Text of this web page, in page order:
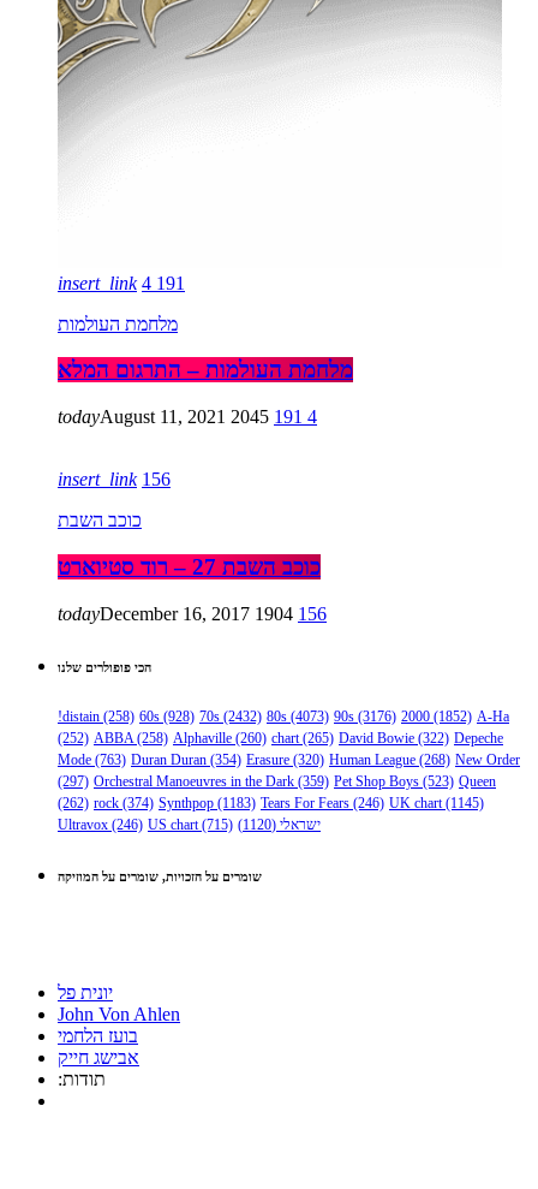
insert_link 4 191
מלחמת העולמות
מלחמת העולמות – התרגום המלא
todayAugust 11, 2021 2045 191 4
insert_link 156
כוכב השבת
כוכב השבת 27 – רוד סטיוארט
todayDecember 16, 2017 1904 156
הכי פופולרים שלנו
!distain (258) 60s (928) 70s (2432) 80s (4073) 90s (3176) 2000 (1852) A-Ha
(252) ABBA (258) Alphaville (260) chart (265) David Bowie (322) Depeche
Mode (763) Duran Duran (354) Erasure (320) Human League (268) New Order
(297) Orchestral Manoeuvres in the Dark (359) Pet Shop Boys (523) Queen
(262) rock (374) Synthpop (1183) Tears For Fears (246) UK chart (1145)
Ultravox (246) US chart (715) ישראלי (1120)
שומרים על הזכויות, שומרים על המוזיקה
יונית פל
John Von Ahlen
בועז הלחמי
אבישג חייק
:תודות